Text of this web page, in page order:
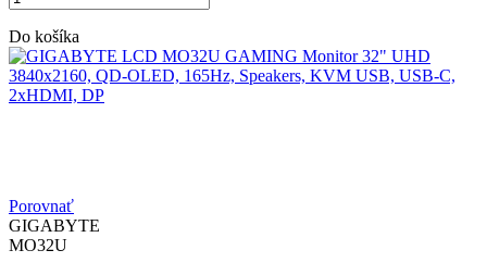
Do košíka
Porovnať
GIGABYTE
MO32U